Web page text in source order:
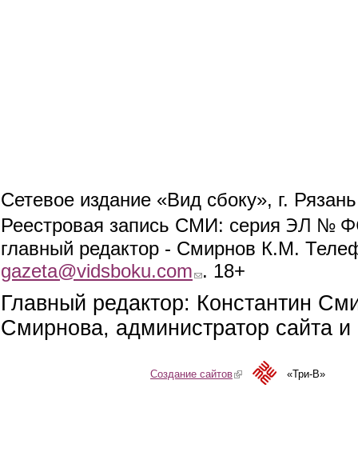
Сетевое издание «Вид сбоку», г.
Реестровая запись СМИ: серия ЭЛ №
главный редактор - Смирнов К.М.
gazeta@vidsboku.com (link sends e-mail)
. 18+
Главный редактор: Константин
Смирнова, администратор сайта
Создание сайтов(link is external)«Три-В»